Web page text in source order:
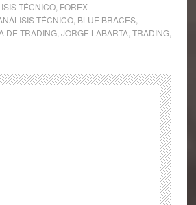
TÉCNICO, FOREX
TÉCNICO, BLUE BRACES,
DE TRADING, JORGE LABARTA, TRADING,